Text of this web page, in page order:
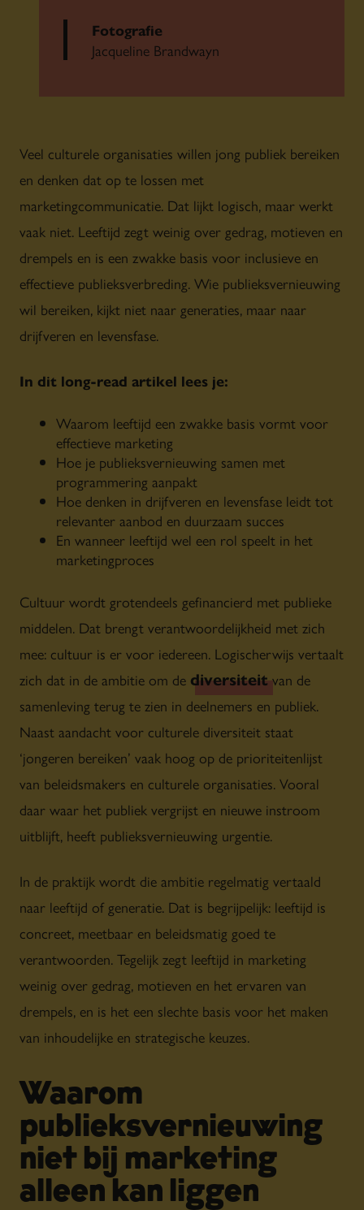
Fotografie
Jacqueline Brandwayn
Veel culturele organisaties willen jong publiek bereiken
en denken dat op te lossen met
marketingcommunicatie. Dat lijkt logisch, maar werkt
vaak niet. Leeftijd zegt weinig over gedrag, motieven en
drempels en is een zwakke basis voor inclusieve en
effectieve publieksverbreding. Wie publieksvernieuwing
wil bereiken, kijkt niet naar generaties, maar naar
drijfveren en levensfase.
In dit long-read artikel lees je:
Waarom leeftijd een zwakke basis vormt voor
effectieve marketing
Hoe je publieksvernieuwing samen met
programmering aanpakt
Hoe denken in drijfveren en levensfase leidt tot
relevanter aanbod en duurzaam succes
En wanneer leeftijd wel een rol speelt in het
marketingproces
Cultuur wordt grotendeels gefinancierd met publieke
middelen. Dat brengt verantwoordelijkheid met zich
mee: cultuur is er voor iedereen. Logischerwijs vertaalt
zich dat in de ambitie om de diversiteitvan de
samenleving terug te zien in deelnemers en publiek.
Naast aandacht voor culturele diversiteit staat
‘jongeren bereiken’ vaak hoog op de prioriteitenlijst
van beleidsmakers en culturele organisaties. Vooral
daar waar het publiek vergrijst en nieuwe instroom
uitblijft, heeft publieksvernieuwing urgentie.
In de praktijk wordt die ambitie regelmatig vertaald
naar leeftijd of generatie. Dat is begrijpelijk: leeftijd is
concreet, meetbaar en beleidsmatig goed te
verantwoorden. Tegelijk zegt leeftijd in marketing
weinig over gedrag, motieven en het ervaren van
drempels, en is het een slechte basis voor het maken
van inhoudelijke en strategische keuzes.
Waarom
publieksvernieuwing
niet bij marketing
alleen kan liggen